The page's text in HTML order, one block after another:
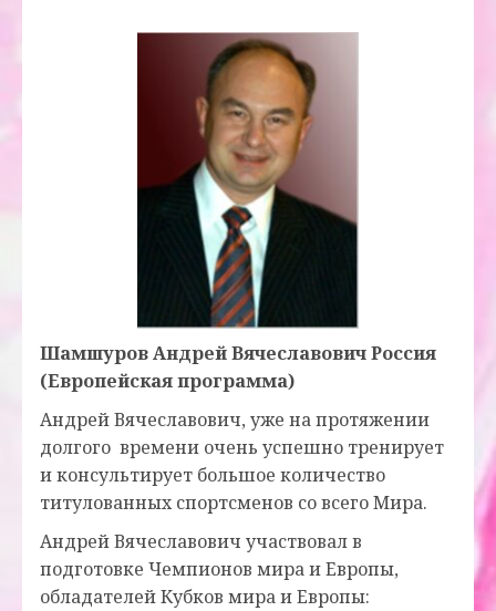
Шамшуров Андрей Вячеславович Россия
(Европейская программа)
Андрей Вячеславович, уже на протяжении
долгого времени очень успешно тренирует
и консультирует большое количество
титулованных спортсменов со всего Мира.
Андрей Вячеславович участвовал в
подготовке Чемпионов мира и Европы,
обладателей Кубков мира и Европы: